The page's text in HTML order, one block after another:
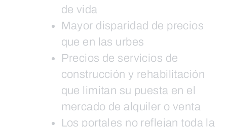
de vida
Mayor disparidad de precios
que en las urbes
Precios de servicios de
construcción y rehabilitación
que limitan su puesta en el
mercado de alquiler o venta
Los portales no reflejan toda la